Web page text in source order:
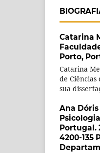
Catarina
Porto,
Catarina
de Ciências
sua
Ana Dóris
Portugal.
4200-135